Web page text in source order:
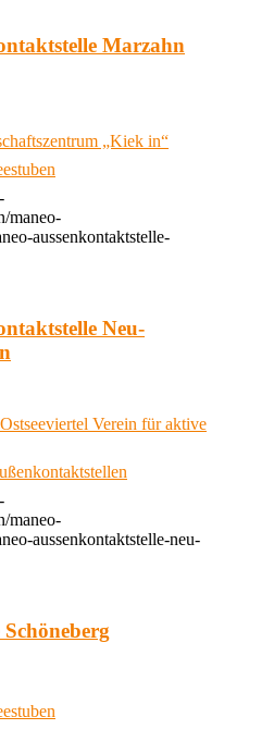
Marzahn
„Kiek in“
maneo-
aussenkontaktstelle-
Neu-
Verein für aktive
maneo-
aussenkontaktstelle-neu-